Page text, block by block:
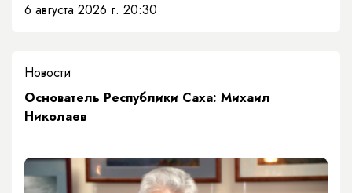
6 августа 2026 г. 20:30
Новости
Основатель Республики Саха: Михаил
Николаев